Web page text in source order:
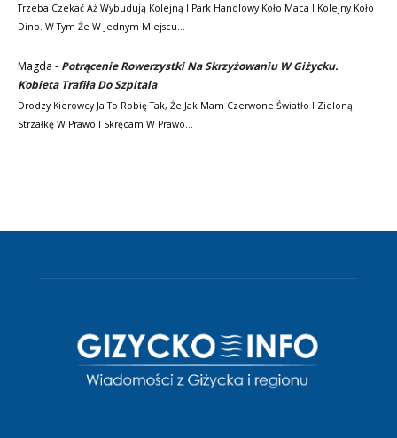
Trzeba Czekać Aż Wybudują Kolejną I Park Handlowy Koło Maca I Kolejny Koło
Dino. W Tym Że W Jednym Miejscu…
Magda - Potrącenie Rowerzystki Na Skrzyżowaniu W Giżycku.
Kobieta Trafiła Do Szpitala
Drodzy Kierowcy Ja To Robię Tak, Że Jak Mam Czerwone Światło I Zieloną
Strzałkę W Prawo I Skręcam W Prawo…